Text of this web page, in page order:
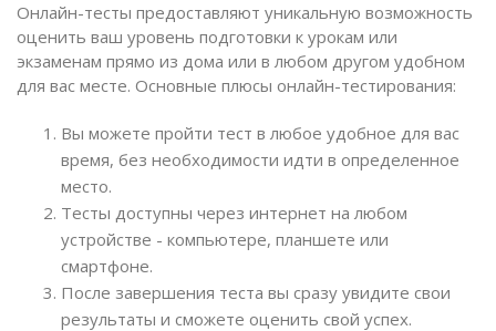
Онлайн-тесты предоставляют уникальную возможность
оценить ваш уровень подготовки к урокам или
экзаменам прямо из дома или в любом другом удобном
для вас месте. Основные плюсы онлайн-тестирования:
Вы можете пройти тест в любое удобное для вас
время, без необходимости идти в определенное
место.
Тесты доступны через интернет на любом
устройстве - компьютере, планшете или
смартфоне.
После завершения теста вы сразу увидите свои
результаты и сможете оценить свой успех.